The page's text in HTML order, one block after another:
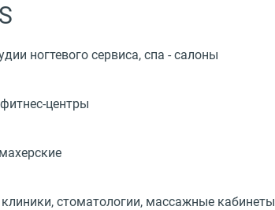
ногтевого сервиса, спа - салоны
фитнес-центры
стоматологии, массажные кабинеты